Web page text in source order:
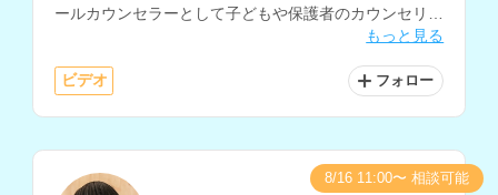
ールカウンセラーとして子どもや保護者のカウンセリン
もっと見る
ビデオ フォロー
8/16 11:00〜 相談可能